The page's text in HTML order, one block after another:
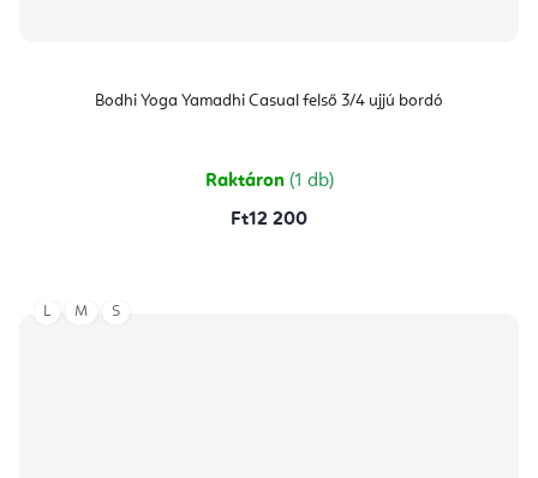
Bodhi Yoga Yamadhi Casual felső 3/4 ujjú bordó
Raktáron (1 db)
Ft12 200
L M S